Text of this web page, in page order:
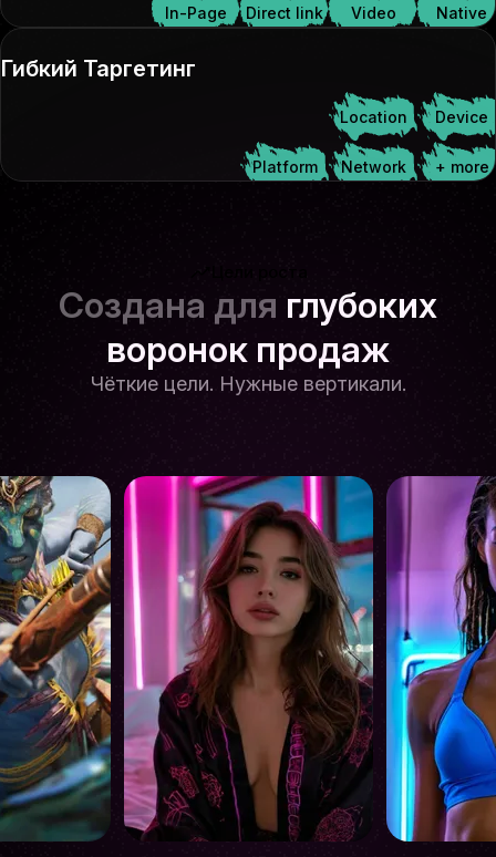
In-Page Direct link Video Native
Гибкий Таргетинг
Location Device
Platform Network + more
Создана для глубоких
воронок продаж
Чёткие цели. Нужные вертикали.